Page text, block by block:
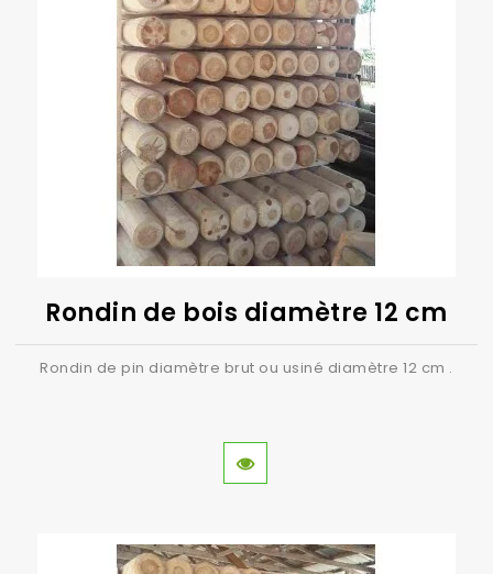
Rondin de bois diamètre 12 cm
Rondin de pin diamètre brut ou usiné diamètre 12 cm .